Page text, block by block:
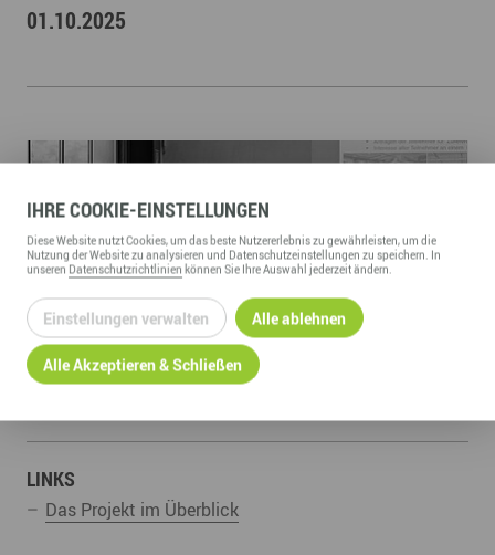
01.10.2025
LINKS
Das Projekt im Überblick
IHRECOOKIE-EINSTELLUNGEN
DieseWebsitenutzt Cookies, um das beste Nutzererlebnis zu gewährleisten, um die
Nutzung derWebsitezu analysieren und Datenschutzeinstellungen zu speichern. In
unseren Datenschutzrichtlinien können Sie Ihre Auswahl jederzeit ändern.
Einstellungen verwalten Alle ablehnen
Alle Akzeptieren & Schließen